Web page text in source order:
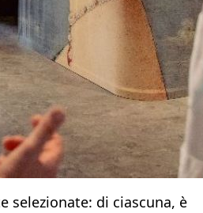
selezionate: di ciascuna, è